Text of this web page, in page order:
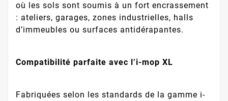
où les sols sont soumis à un fort encrassement
: ateliers, garages, zones industrielles, halls
d’immeubles ou surfaces antidérapantes.
Compatibilité parfaite avec l’i-mop XL
Fabriquées selon les standards de la gamme i-